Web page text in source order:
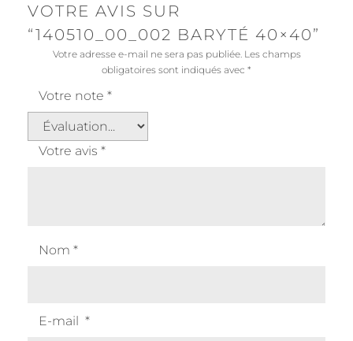
VOTRE AVIS SUR
“140510_00_002 BARYTÉ 40×40”
Votre adresse e-mail ne sera pas publiée. Les champs
obligatoires sont indiqués avec *
Votre note *
Votre avis *
Nom *
E-mail *